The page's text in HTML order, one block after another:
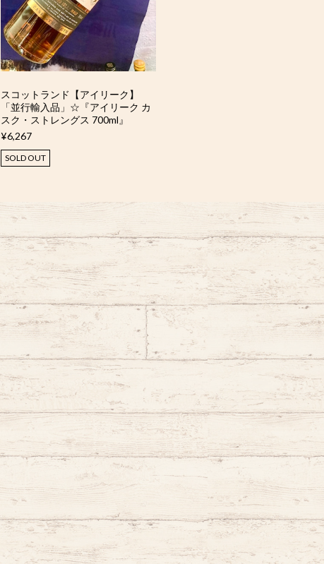
スコットランド【アイリーク】
「並行輸入品」☆『アイリーク カ
スク・ストレングス 700ml』
¥6,267
SOLD OUT